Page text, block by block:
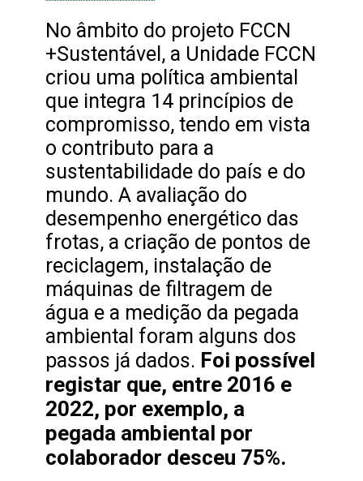
No âmbito do projeto FCCN
+Sustentável, a Unidade FCCN
criou uma política ambiental
que integra 14 princípios de
compromisso, tendo em vista
o contributo para a
sustentabilidade do país e do
mundo. A avaliação do
desempenho energético das
frotas, a criação de pontos de
reciclagem, instalação de
máquinas de filtragem de
água e a medição da pegada
ambiental foram alguns dos
passos já dados. Foi possível
registar que, entre 2016 e
2022, por exemplo, a
pegada ambiental por
colaborador desceu 75%.